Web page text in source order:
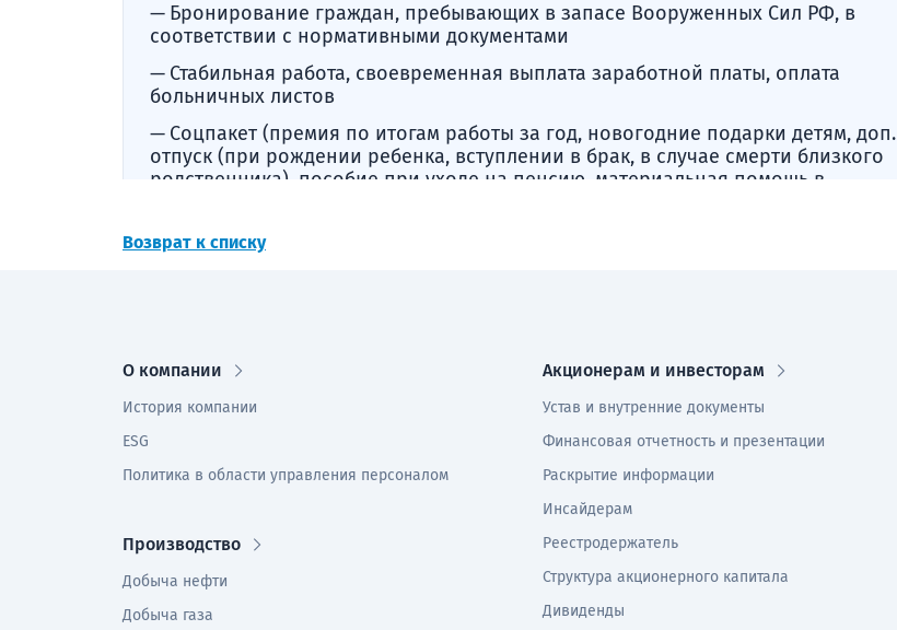
Бронирование граждан, пребывающих в запасе Вооруженных Сил РФ, в
соответствии с нормативными документами
Стабильная работа, своевременная выплата заработной платы, оплата
больничных листов
Соцпакет (премия по итогам работы за год, новогодние подарки детям, доп.
отпуск (при рождении ребенка, вступлении в брак, в случае смерти близкого
родственника), пособие при уходе на пенсию, материальная помощь в
Возврат к списку
О компании
История компании
ESG
Политика в области управления персоналом
Производство
Добыча нефти
Добыча газа
Акционерам и инвесторам
Устав и внутренние документы
Финансовая отчетность и презентации
Раскрытие информации
Инсайдерам
Реестродержатель
Структура акционерного капитала
Дивиденды